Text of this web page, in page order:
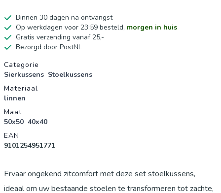
Binnen 30 dagen na ontvangst
Op werkdagen voor 23:59 besteld, morgen in huis
Gratis verzending vanaf 25,-
Bezorgd door PostNL
Productgegevens
Categorie
Sierkussens Stoelkussens
Materiaal
linnen
Maat
50x50 40x40
EAN
9101254951771
Ervaar ongekend zitcomfort met deze set stoelkussens,
ideaal om uw bestaande stoelen te transformeren tot zachte,